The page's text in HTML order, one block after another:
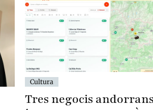
Cultura
Tres negocis andorrans